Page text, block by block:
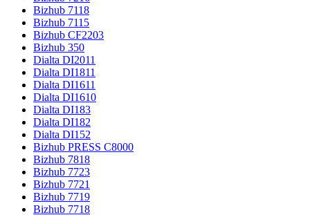
Bizhub 7118
Bizhub 7115
Bizhub CF2203
Bizhub 350
Dialta DI2011
Dialta DI1811
Dialta DI1611
Dialta DI1610
Dialta DI183
Dialta DI182
Dialta DI152
Bizhub PRESS C8000
Bizhub 7818
Bizhub 7723
Bizhub 7721
Bizhub 7719
Bizhub 7718